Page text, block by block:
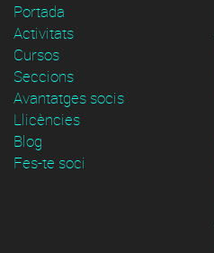
Portada
Activitats
Cursos
Seccions
Avantatges socis
Llicències
Blog
Fes-te soci